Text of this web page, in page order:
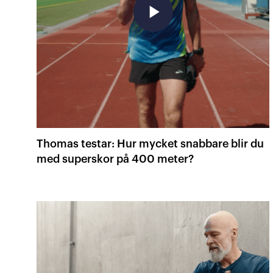
play_arrow
Thomas testar: Hur mycket snabbare blir du
med superskor på 400 meter?